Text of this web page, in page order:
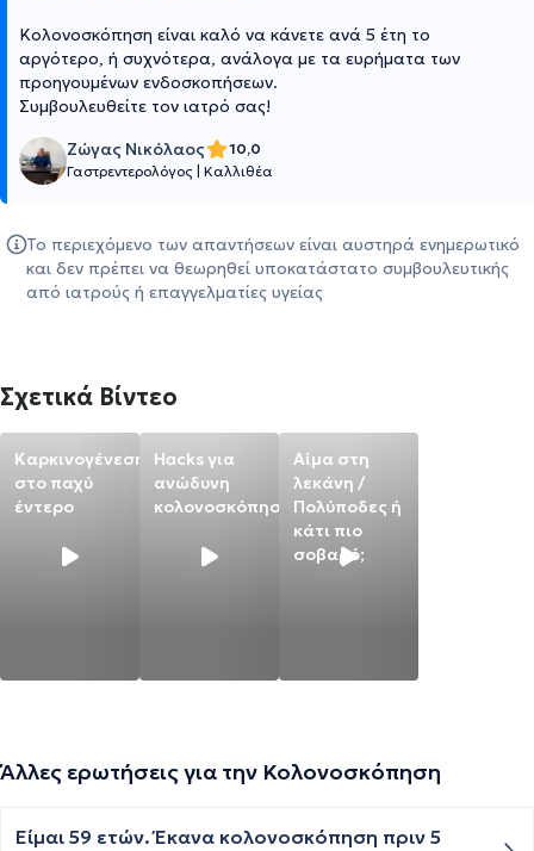
Κολονοσκόπηση είναι καλό να κάνετε ανά 5 έτη το
αργότερο, ή συχνότερα, ανάλογα με τα ευρήματα των
προηγουμένων ενδοσκοπήσεων.
Συμβουλευθείτε τον ιατρό σας!
Ζώγας Νικόλαος
10,0
Γαστρεντερολόγος Καλλιθέα
Το περιεχόμενο των απαντήσεων είναι αυστηρά ενημερωτικό
και δεν πρέπει να θεωρηθεί υποκατάστατο συμβουλευτικής
από ιατρούς ή επαγγελματίες υγείας
Σχετικά Βίντεο
Καρκινογένεση
στο παχύ
έντερο
Hacks για
ανώδυνη
κολονοσκόπηση
Αίμα στη
λεκάνη /
Πολύποδες ή
κάτι πιο
σοβαρό;
Άλλες ερωτήσεις για την Κολονοσκόπηση
Είμαι 59 ετών. Έκανα κολονοσκόπηση πριν 5